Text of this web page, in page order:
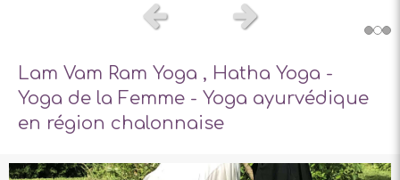
Slide précédentSlide suivant
Lam Vam Ram Yoga , Hatha Yoga -
Yoga de la Femme - Yoga ayurvédique
en région chalonnaise